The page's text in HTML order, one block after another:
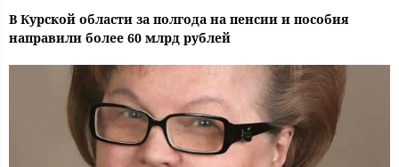
В Курской области за полгода на пенсии и пособия
направили более 60 млрд рублей